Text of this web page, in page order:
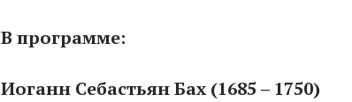
В программе:
Иоганн Себастьян Бах (1685 – 1750)